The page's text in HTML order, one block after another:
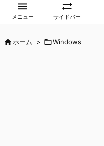

メニュー

サイドバー
ホーム > Windows